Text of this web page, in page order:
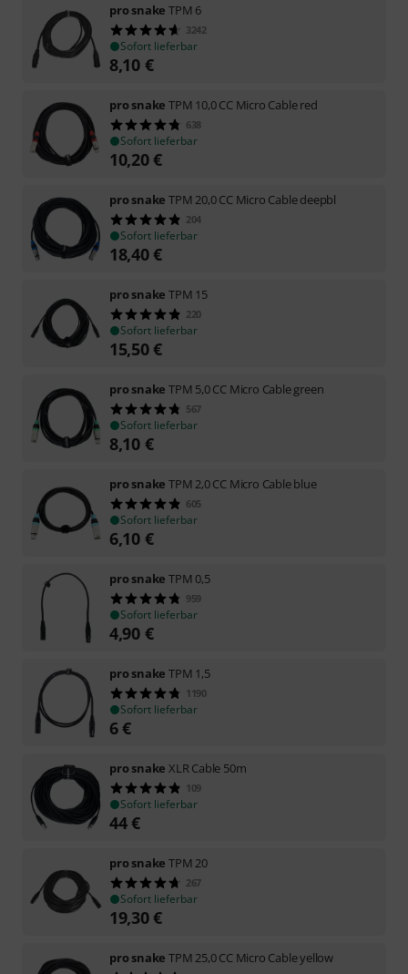
pro snake TPM 6
3242
Sofort lieferbar
8,10 €
pro snake TPM 10,0 CC Micro Cable red
638
Sofort lieferbar
10,20€
pro snake TPM 20,0 CC Micro Cable deepbl
204
Sofort lieferbar
18,40€
pro snake TPM 15
220
Sofort lieferbar
15,50€
pro snake TPM 5,0 CC Micro Cable green
567
Sofort lieferbar
8,10 €
pro snake TPM 2,0 CC Micro Cable blue
605
Sofort lieferbar
6,10 €
pro snake TPM 0,5
959
Sofort lieferbar
4,90 €
pro snake TPM 1,5
1190
Sofort lieferbar
6€
pro snake XLR Cable 50m
109
Sofort lieferbar
44€
pro snake TPM 20
267
Sofort lieferbar
19,30€
pro snake TPM 25,0 CC Micro Cable yellow